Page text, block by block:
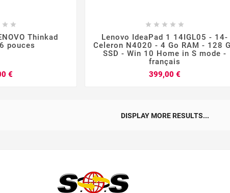
 
Thinkad
pouces
€
    
Lenovo IdeaPad 1 14IGL05 - 14-
Celeron N4020 - 4 Go RAM - 128
SSD - Win 10 Home in S mode -
français
399,00 €
DISPLAY MORE RESULTS...